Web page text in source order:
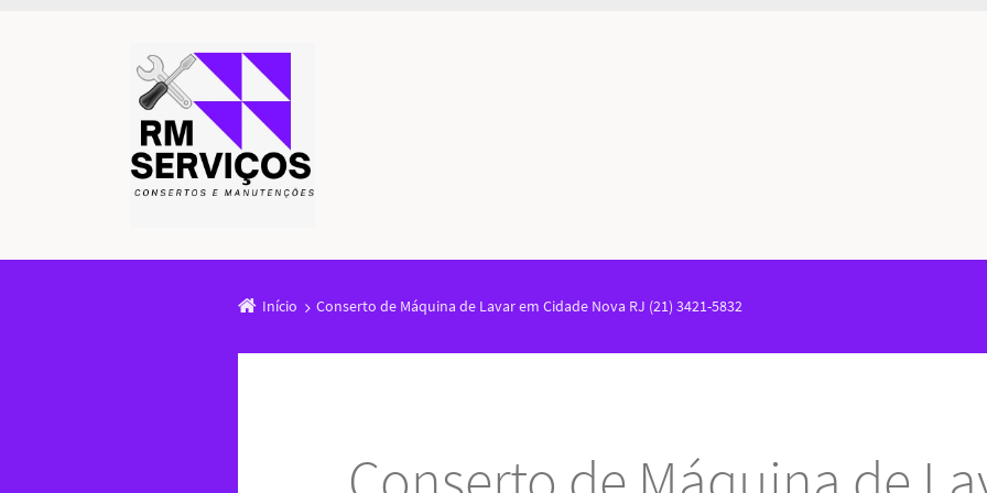
Início Conserto de Máquina de Lavar em Cidade Nova RJ (21) 3421-5832